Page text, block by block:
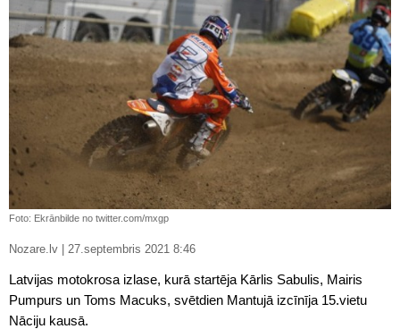
Foto: Ekrānbilde no twitter.com/mxgp
Nozare.lv | 27.septembris 2021 8:46
Latvijas motokrosa izlase, kurā startēja Kārlis Sabulis, Mairis
Pumpurs un Toms Macuks, svētdien Mantujā izcīnīja 15.vietu
Nāciju kausā.